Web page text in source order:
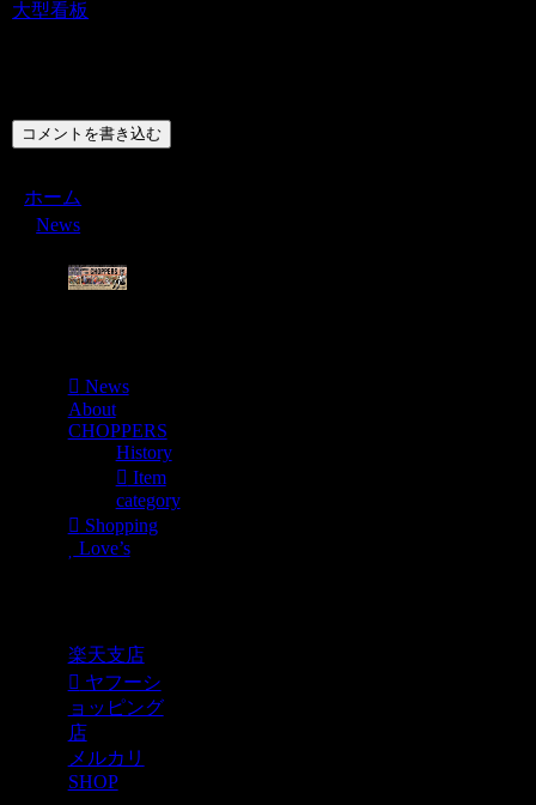
大型看板
コメントを書き込む
ホーム
News
News
About
CHOPPERS
History
Item
category
Shopping
Love’s
楽天支店
ヤフーシ
ョッピング
店
メルカリ
SHOP